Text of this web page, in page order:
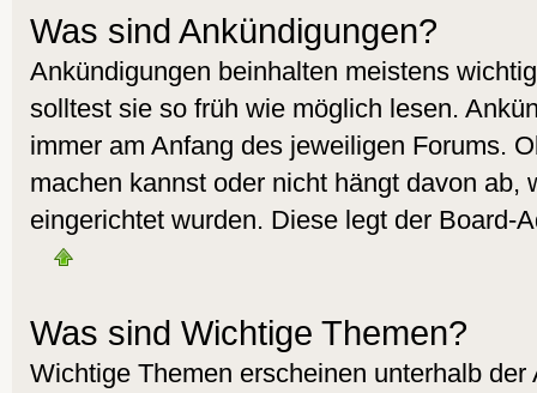
Was sind Ankündigungen?
Ankündigungen beinhalten meistens
solltest sie so früh wie möglich lesen.
immer am Anfang des jeweiligen Forums.
machen kannst oder nicht hängt davon ab,
eingerichtet wurden. Diese legt der Board-
Was sind Wichtige Themen?
Wichtige Themen erscheinen unterhalb der